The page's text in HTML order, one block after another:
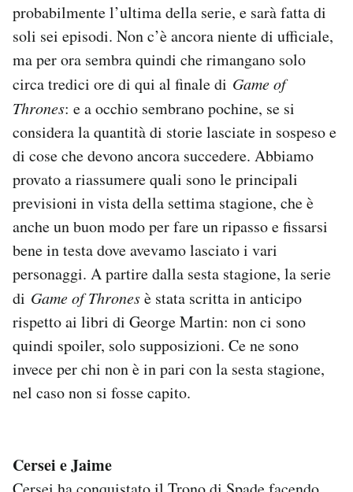
Notifiche mobile
Regala il Post
Hai bisogno di aiuto?
probabilmente l’ultima della serie, e sarà fatta di
soli sei episodi. Non c’è ancora niente di ufficiale,
ma per ora sembra quindi che rimangano solo
circa tredici ore di qui al finale di Game of
Thrones: e a occhio sembrano pochine, se si
considera la quantità di storie lasciate in sospeso e
di cose che devono ancora succedere. Abbiamo
provato a riassumere quali sono le principali
previsioni in vista della settima stagione, che è
anche un buon modo per fare un ripasso e fissarsi
bene in testa dove avevamo lasciato i vari
personaggi. A partire dalla sesta stagione, la serie
di Game of Thronesè stata scritta in anticipo
rispetto ai libri di George Martin: non ci sono
quindi spoiler, solo supposizioni. Ce ne sono
invece per chi non è in pari con la sesta stagione,
nel caso non si fosse capito.
Cersei e Jaime